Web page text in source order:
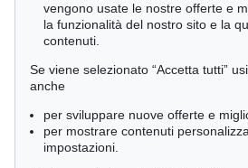
Economia e diritto
Meraviglie della natura
Cimelia
Ordine:
vengono usate le nostre offerte e
la funzionalità del nostro sito e la
contenuti.
Se viene selezionato “Accetta tutti”
anche
per sviluppare nuove offerte e
per mostrare contenuti
impostazioni.